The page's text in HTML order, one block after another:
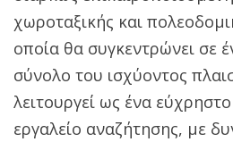
χωροταξικής και
οποία θα συγκεντρώνει σε
σύνολο του ισχύοντος
λειτουργεί ως ένα
εργαλείο αναζήτησης, με